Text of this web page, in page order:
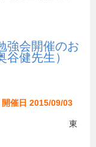
強会開催のお
先生）
開催日 2015/09/03